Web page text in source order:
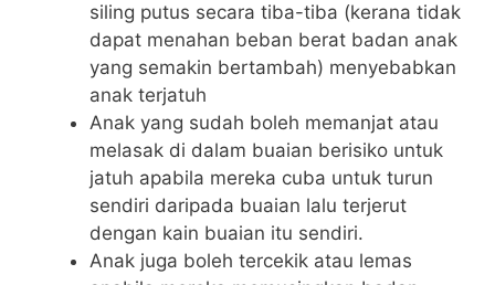
siling putus secara tiba-tiba (kerana tidak
dapat menahan beban berat badan anak
yang semakin bertambah) menyebabkan
anak terjatuh
Anak yang sudah boleh memanjat atau
melasak di dalam buaian berisiko untuk
jatuh apabila mereka cuba untuk turun
sendiri daripada buaian lalu terjerut
dengan kain buaian itu sendiri.
Anak juga boleh tercekik atau lemas